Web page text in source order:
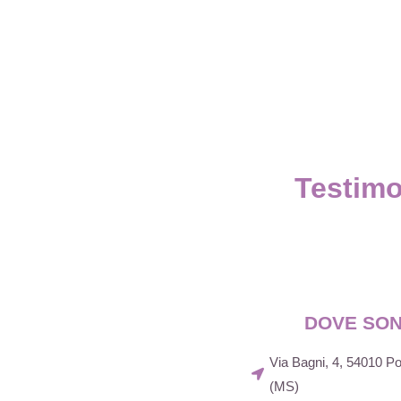
DOVE
Via Bagni, 4, 54010
(MS)